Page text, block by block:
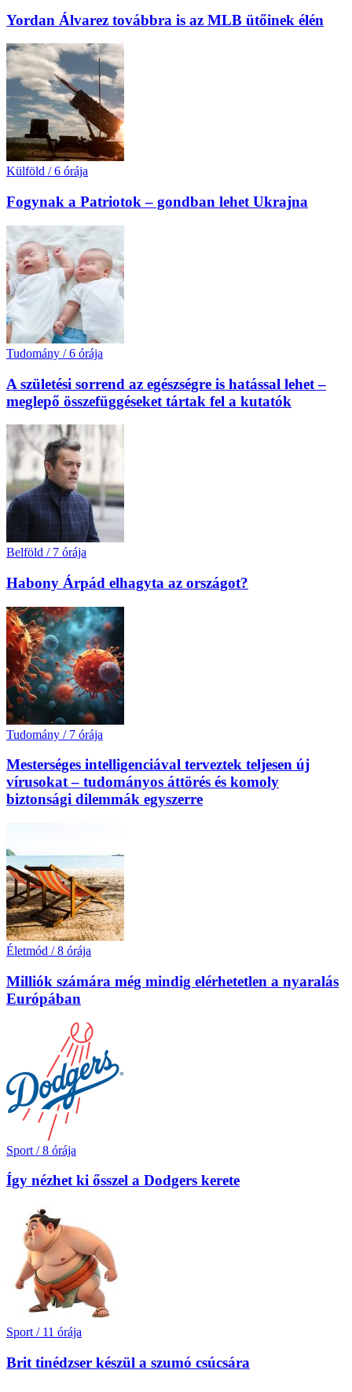
Yordan Álvarez továbbra is az MLB ütőinek élén
Külföld / 6 órája
Fogynak a Patriotok – gondban lehet Ukrajna
Tudomány / 6 órája
A születési sorrend az egészségre is hatással lehet –
meglepő összefüggéseket tártak fel a kutatók
Belföld / 7 órája
Habony Árpád elhagyta az országot?
Tudomány / 7 órája
Mesterséges intelligenciával terveztek teljesen új
vírusokat – tudományos áttörés és komoly
biztonsági dilemmák egyszerre
Életmód / 8 órája
Milliók számára még mindig elérhetetlen a nyaralás
Európában
Sport / 8 órája
Így nézhet ki ősszel a Dodgers kerete
Sport / 11 órája
Brit tinédzser készül a szumó csúcsára